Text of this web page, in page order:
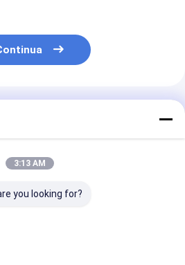
3:13 AM
you looking for?